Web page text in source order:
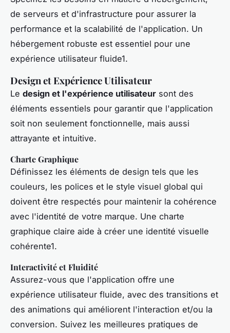
de serveurs et d'infrastructure pour assurer la
performance et la scalabilité de l'application. Un
hébergement robuste est essentiel pour une
expérience utilisateur fluide1.
Design et Expérience Utilisateur
Le design et l'expérience utilisateur sont des
éléments essentiels pour garantir que l'application
soit non seulement fonctionnelle, mais aussi
attrayante et intuitive.
Charte Graphique
Définissez les éléments de design tels que les
couleurs, les polices et le style visuel global qui
doivent être respectés pour maintenir la cohérence
avec l'identité de votre marque. Une charte
graphique claire aide à créer une identité visuelle
cohérente1.
Interactivité et Fluidité
Assurez-vous que l'application offre une
expérience utilisateur fluide, avec des transitions et
des animations qui améliorent l'interaction et/ou la
conversion. Suivez les meilleures pratiques de